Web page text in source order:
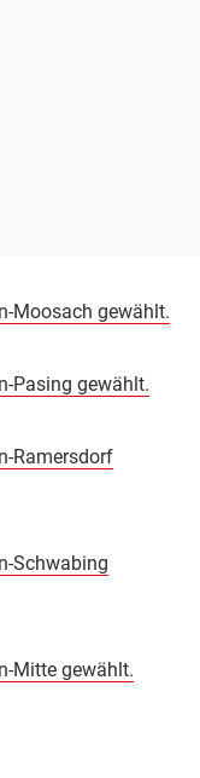
Moosach gewählt.
Pasing gewählt.
Ramersdorf
Schwabing
Mitte gewählt.